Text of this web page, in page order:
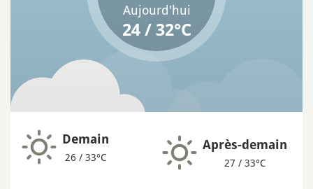
Aujourd'hui
24 / 32°C
Demain
26 / 33°C
Après-demain
27 / 33°C